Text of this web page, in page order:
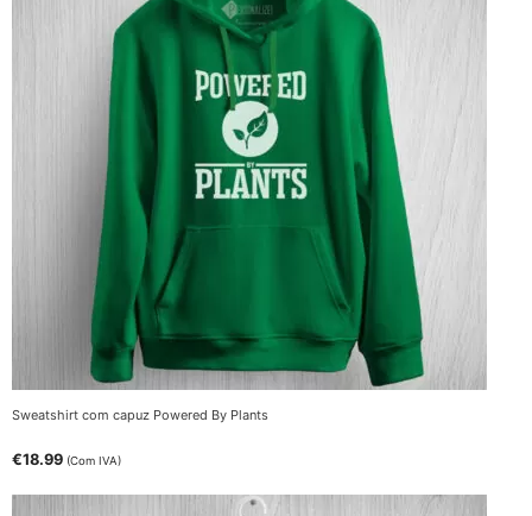
Sweatshirt com capuz Powered By Plants
€18.99 (Com IVA)